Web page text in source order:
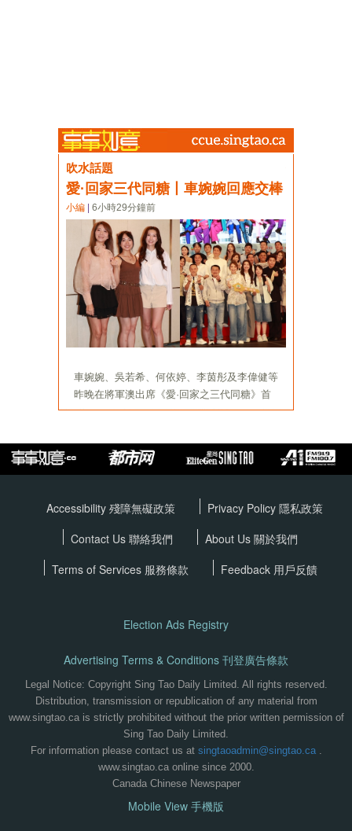
Accessibility 殘障無礙政策 Privacy Policy 隱私政策
Contact Us 聯絡我們
About Us 關於我們
Terms of Services 服務條款 Feedback 用戶反饋
Election Ads Registry
Advertising Terms & Conditions 刊登廣告條款
Legal Notice: Copyright Sing Tao Daily Limited. All rights reserved.
Distribution, transmission or republication of any material from
www.singtao.ca is strictly prohibited without the prior written permission of
Sing Tao Daily Limited.
For information please contact us at singtaoadmin@singtao.ca.
www.singtao.ca online since 2000.
Canada Chinese Newspaper
Mobile View 手機版